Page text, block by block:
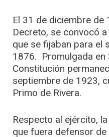
El 31 de diciembre de
Decreto, se convocó
que se fijaban para el
1876. Promulgada en
Constitución
septiembre de 1923,
Primo de Rivera.
Respecto al ejército,
que fuera defensor